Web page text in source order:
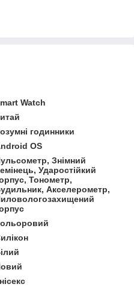
Watch
годинники
OS
Знімний
Ударостійкий
Тонометр,
Акселерометр,